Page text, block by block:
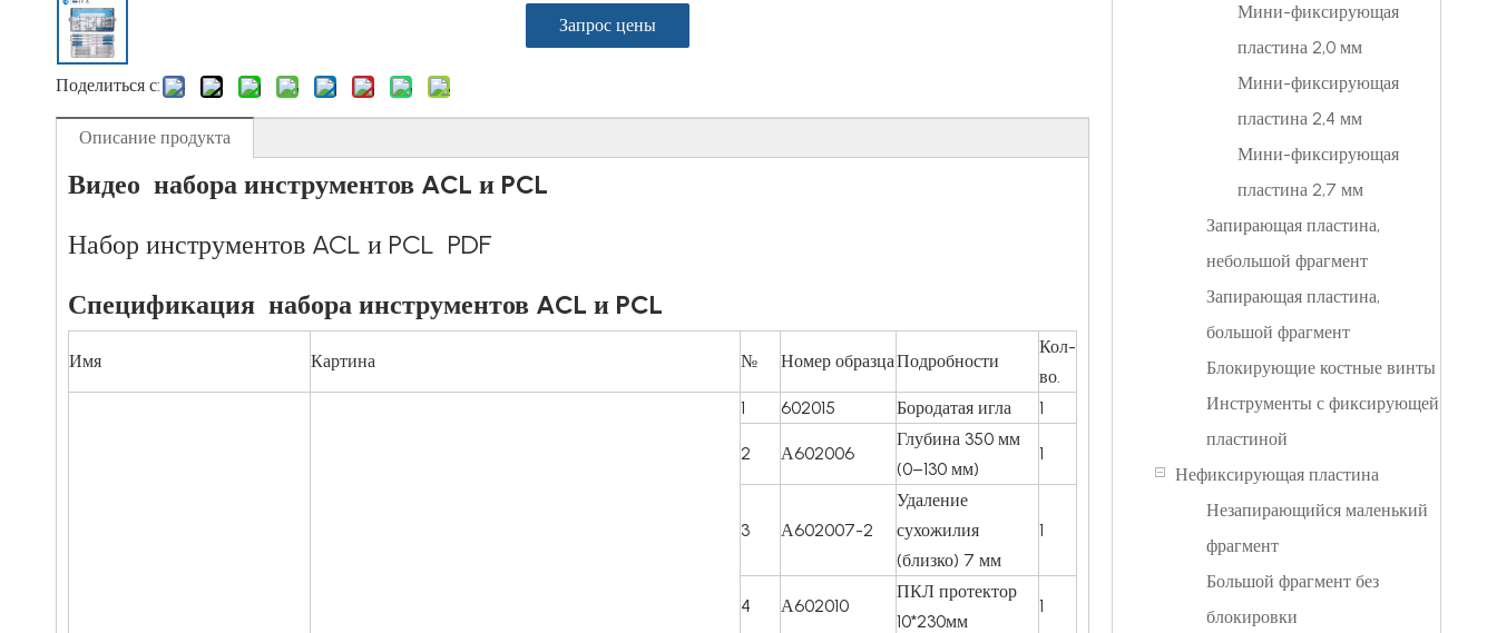
Поделиться с:
Запрос цены
Описание продукта
Видео набора инструментов ACL и PCL
Набор инструментов ACL и PCL PDF
Спецификация набора инструментов ACL и PCL
Имя Картина № Номер образцаПодробности
Кол-
во.
1 602015 Бородатая игла 1
2 А602006
Глубина 350 мм
(0–130 мм)
1
3 А602007-2
Удаление
сухожилия
(близко) 7 мм
1
4 А602010
ПКЛ протектор
10*230мм
1
Мини-фиксирующая
пластина 2,0 мм
Мини-фиксирующая
пластина 2,4 мм
Мини-фиксирующая
пластина 2,7 мм
Запирающая пластина,
небольшой фрагмент
Запирающая пластина,
большой фрагмент
Блокирующие костные винты
Инструменты с фиксирующей
пластиной
Нефиксирующая пластина
Незапирающийся маленький
фрагмент
Большой фрагмент без
блокировки